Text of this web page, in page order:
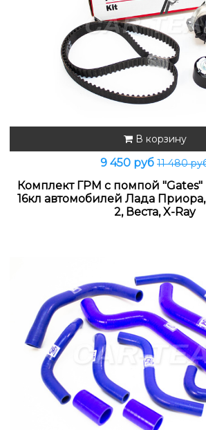
В корзину
9 450 руб 11 480
Комплект ГРМ с помпой "Gates"
16кл автомобилей Лада Приора,
2, Веста, X-Ray